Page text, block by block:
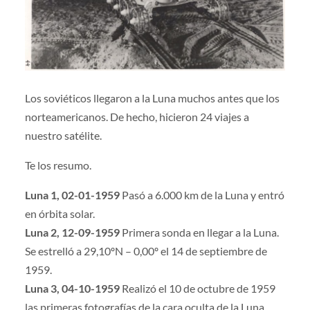
Los soviéticos llegaron a la Luna muchos antes que los
norteamericanos. De hecho, hicieron 24 viajes a
nuestro satélite.
Te los resumo.
Luna 1, 02-01-1959Pasó a 6.000 km de la Luna y entró
en órbita solar.
Luna 2, 12-09-1959 Primera sonda en llegar a la Luna.
Se estrelló a 29,10ºN – 0,00º el 14 de septiembre de
1959.
Luna 3, 04-10-1959Realizó el 10 de octubre de 1959
las primeras fotografías de la cara oculta de la Luna.